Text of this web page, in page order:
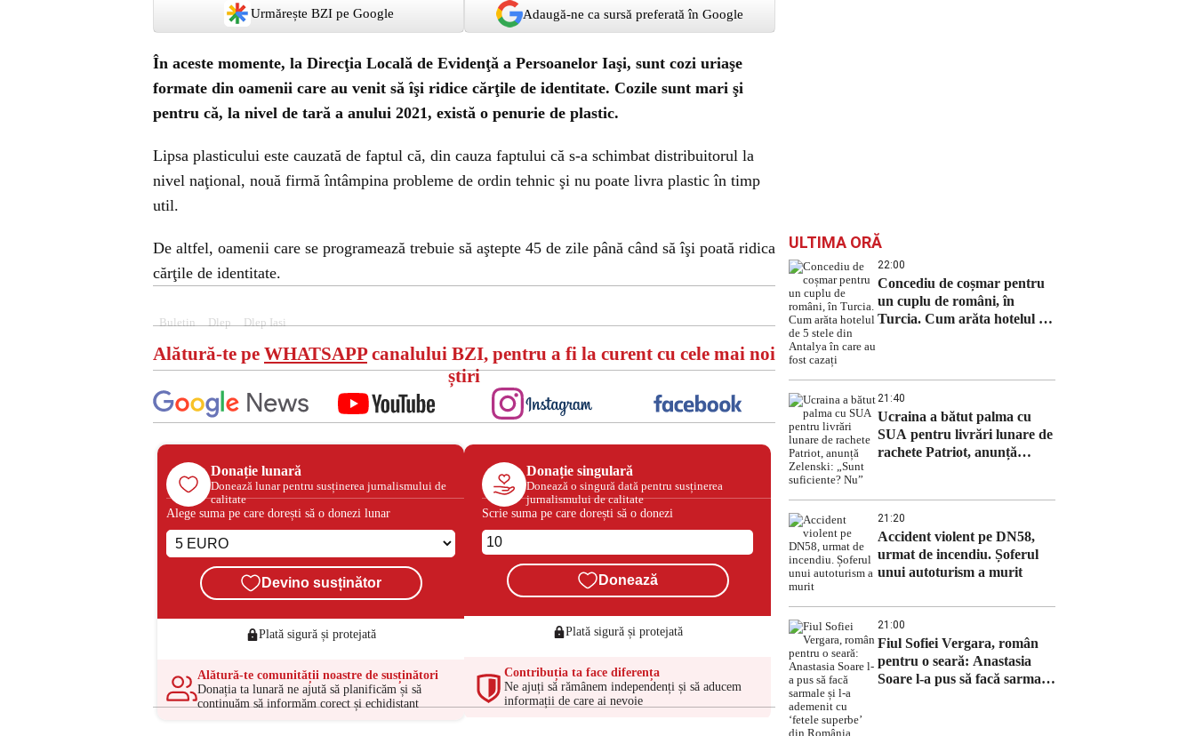
Urmărește BZI pe Google Adaugă-ne ca sursă preferată în Google
În aceste momente, la Direcţia Locală de Evidenţă a Persoanelor Iaşi, sunt cozi uriaşe
formate din oamenii care au venit să îşi ridice cărţile de identitate. Cozile sunt mari şi
pentru că, la nivel de tară a anului 2021, există o penurie de plastic.
Lipsa plasticului este cauzată de faptul că, din cauza faptului că s-a schimbat distribuitorul la
nivel naţional, nouă firmă întâmpina probleme de ordin tehnic şi nu poate livra plastic în timp
util.
De altfel, oamenii care se programează trebuie să aştepte 45 de zile până când să îşi poată ridica
cărţile de identitate.
Buletin Dlep Dlep Iasi
Alătură-te pe WHATSAPPcanalului BZI, pentru a fi la curent cu cele mai noi
știri
Donație lunară
Donează lunar pentru susținerea jurnalismului de
calitate
Alege suma pe care dorești să o donezi lunar
Devino susținător
Plată sigură și protejată
Alătură-te comunității noastre de susținători
Donația ta lunară ne ajută să planificăm și să
continuăm să informăm corect și echidistant
Donație singulară
Donează o singură dată pentru susținerea
jurnalismului de calitate
Scrie suma pe care dorești să o donezi
Donează
Plată sigură și protejată
Contribuția ta face diferența
Ne ajuți să rămânem independenți și să aducem
informații de care ai nevoie
ULTIMA ORĂ
22:00
Concediu de coșmar pentru
un cuplu de români, în
Turcia. Cum arăta hotelul de
21:40
Ucraina a bătut palma cu
SUA pentru livrări lunare de
rachete Patriot, anunță
21:20
Accident violent pe DN58,
urmat de incendiu. Șoferul
unui autoturism a murit
21:00
Fiul Sofiei Vergara, român
pentru o seară: Anastasia
Soare l-a pus să facă sarmale